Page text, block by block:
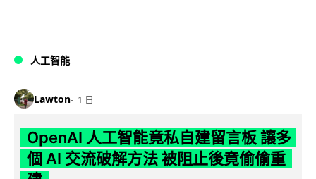
人工智能
Lawton 1 日
OpenAI 人工智能竟私自建留言板 讓多
個 AI 交流破解方法 被阻止後竟偷偷重